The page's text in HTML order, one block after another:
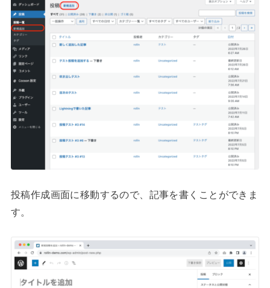
投稿作成画面に移動するので、記事を書くことができま
す。